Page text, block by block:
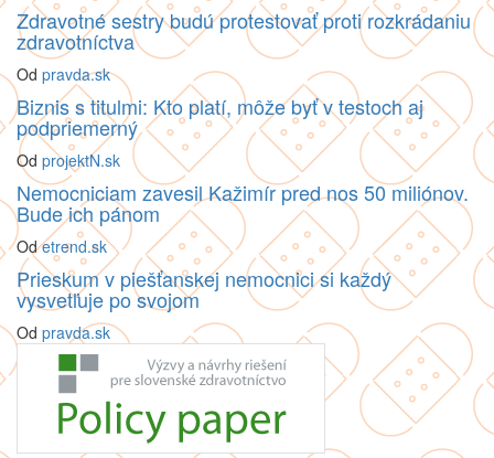
Zdravotné sestry budú protestovať proti rozkrádaniu
zdravotníctva
Od pravda.sk
Biznis s titulmi: Kto platí, môže byť v testoch aj
podpriemerný
Od projektN.sk
Nemocniciam zavesil Kažimír pred nos 50 miliónov.
Bude ich pánom
Odetrend.sk
Prieskum v piešťanskej nemocnici si každý
vysvetľuje po svojom
Od pravda.sk